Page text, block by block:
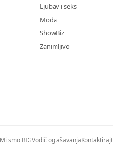
Ljubav i seks
Moda
ShowBiz
Zanimljivo
Mi smo BIGVodič oglašavanja